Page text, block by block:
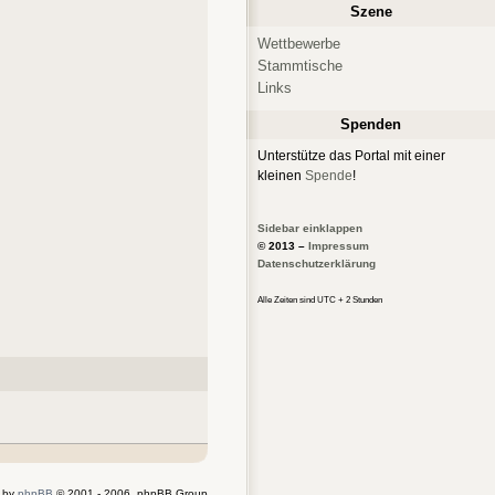
Szene
Wettbewerbe
Stammtische
Links
Spenden
Unterstütze das Portal mit einer
kleinen Spende!
Sidebar einklappen
© 2013 – Impressum
Datenschutzerklärung
Alle Zeiten sind UTC + 2 Stunden